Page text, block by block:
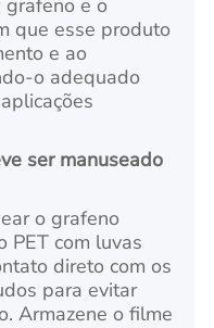
que esse produto
e ao
o adequado
ser manuseado
o grafeno
PET com luvas
direto com os
para evitar
Armazene o filme